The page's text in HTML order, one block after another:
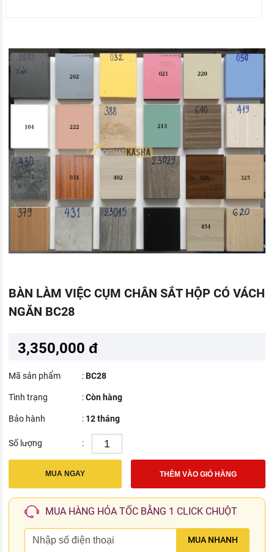
BÀN LÀM VIỆC CỤM CHÂN SẮT HỘP CÓ VÁCH
NGĂN BC28
3,350,000 đ
Mã sản phẩm :BC28
Tình trạng :Còn hàng
Bảo hành : 12 tháng
Số lượng :
MUA NGAY THÊM VÀO GIỎ HÀNG
MUA HÀNG HỎA TỐC BẰNG 1 CLICK CHUỘT
MUA NHANH